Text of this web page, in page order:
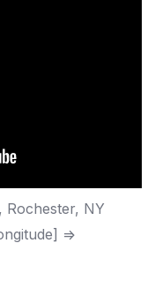
Rochester, NY
=>